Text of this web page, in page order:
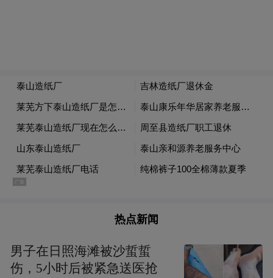
热点新闻
男子在日照海滩被沙蜇蜇
伤，5小时后被紧急送医抢